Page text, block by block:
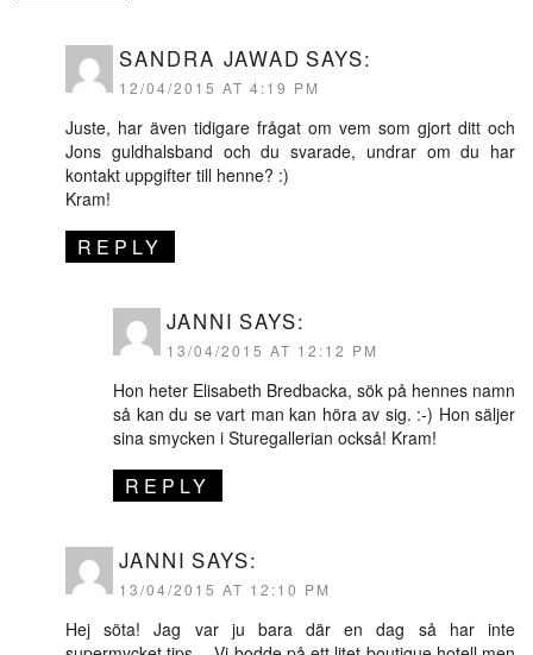
SANDRA JAWAD SAYS:
12/04/2015 AT 4:19 PM
Juste, har även tidigare frågat om vem som gjort ditt och
Jons guldhalsband och du svarade, undrar om du har
kontakt uppgifter till henne? :)
Kram!
REPLY
JANNI SAYS:
13/04/2015 AT 12:12 PM
Hon heter Elisabeth Bredbacka, sök på hennes namn
så kan du se vart man kan höra av sig. :-) Hon säljer
sina smycken i Sturegallerian också! Kram!
REPLY
JANNI SAYS:
13/04/2015 AT 12:10 PM
Hej söta! Jag var ju bara där en dag så har inte